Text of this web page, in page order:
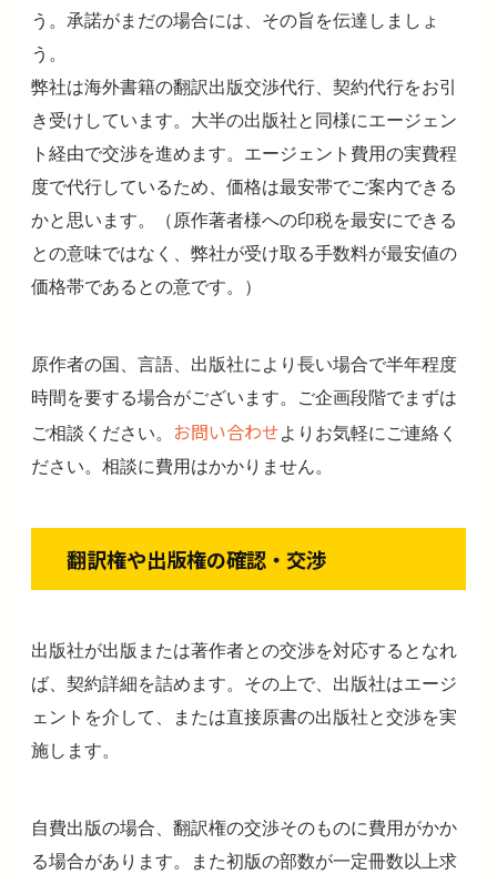
う。承諾がまだの場合には、その旨を伝達しましょ
う。
弊社は海外書籍の翻訳出版交渉代行、契約代行をお引
き受けしています。大半の出版社と同様にエージェン
ト経由で交渉を進めます。エージェント費用の実費程
度で代行しているため、価格は最安帯でご案内できる
かと思います。（原作著者様への印税を最安にできる
との意味ではなく、弊社が受け取る手数料が最安値の
価格帯であるとの意です。）
原作者の国、言語、出版社により長い場合で半年程度
時間を要する場合がございます。ご企画段階でまずは
ご相談ください。 お問い合わせよりお気軽にご連絡く
ださい。相談に費用はかかりません。
翻訳権や出版権の確認・交渉
出版社が出版または著作者との交渉を対応するとなれ
ば、契約詳細を詰めます。その上で、出版社はエージ
ェントを介して、または直接原書の出版社と交渉を実
施します。
自費出版の場合、翻訳権の交渉そのものに費用がかか
る場合があります。また初版の部数が一定冊数以上求